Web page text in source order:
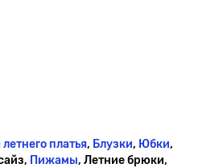
платья, Блузки, Юбки,
Пижамы, Летние брюки,